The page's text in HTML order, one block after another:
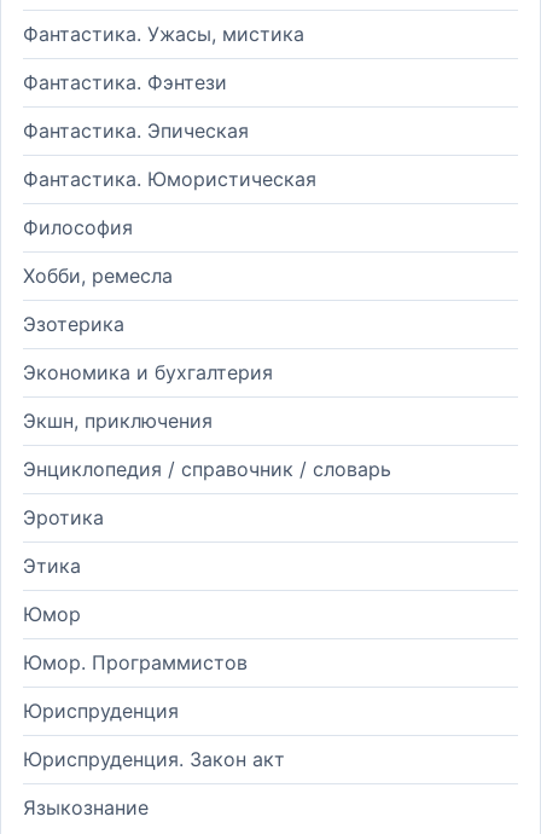
Фантастика. Ужасы, мистика
Фантастика. Фэнтези
Фантастика. Эпическая
Фантастика. Юмористическая
Философия
Хобби, ремесла
Эзотерика
Экономика и бухгалтерия
Экшн, приключения
Энциклопедия / справочник / словарь
Эротика
Этика
Юмор
Юмор. Программистов
Юриспруденция
Юриспруденция. Закон акт
Языкознание